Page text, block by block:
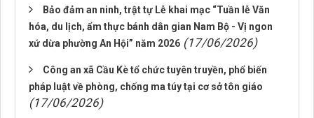
Bảo đảm an ninh, trật tự Lễ khai mạc “Tuần lễ Văn
hóa, du lịch, ẩm thực bánh dân gian Nam Bộ - Vị ngon
xứ dừa phường An Hội” năm 2026 (17/06/2026)
Công an xã Cầu Kè tổ chức tuyên truyền, phổ biến
pháp luật về phòng, chống ma túy tại cơ sở tôn giáo
(17/06/2026)